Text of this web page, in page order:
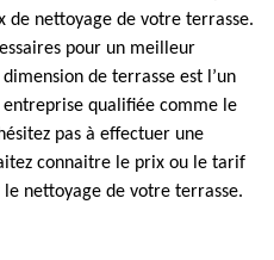
de nettoyage de votre terrasse.
pour un meilleur
de terrasse est l’un
qualifiée comme le
pas à effectuer une
connaitre le prix ou le tarif
nettoyage de votre terrasse.